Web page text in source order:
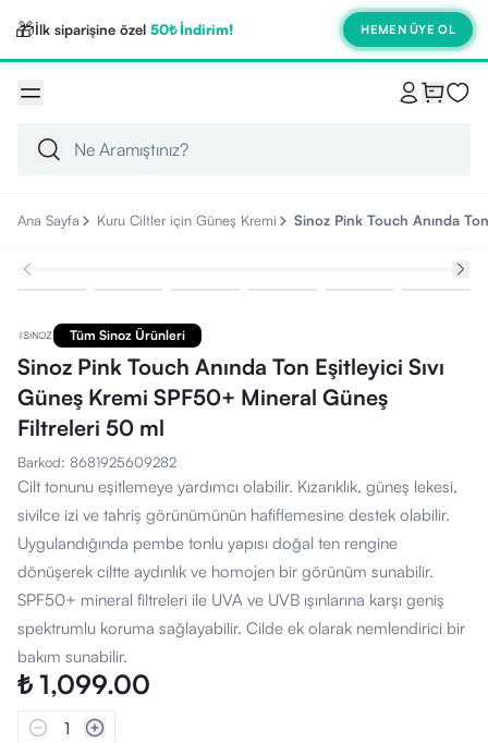
🎁İlk siparişine özel 50₺ İndirim! HEMEN ÜYE OL
Ana Sayfa Kuru Ciltler için Güneş Kremi Sinoz Pink Touch Anında
Tüm Sinoz Ürünleri
Sinoz Pink Touch Anında Ton Eşitleyici Sıvı
Güneş Kremi SPF50+ Mineral Güneş
Filtreleri 50 ml
Barkod: 8681925609282
Cilt tonunu eşitlemeye yardımcı olabilir. Kızarıklık, güneş lekesi,
sivilce izi ve tahriş görünümünün hafiflemesine destek olabilir.
Uygulandığında pembe tonlu yapısı doğal ten rengine
dönüşerek ciltte aydınlık ve homojen bir görünüm sunabilir.
SPF50+ mineral filtreleri ile UVA ve UVB ışınlarına karşı geniş
spektrumlu koruma sağlayabilir. Cilde ek olarak nemlendirici bir
bakım sunabilir.
₺ 1,099.00
1